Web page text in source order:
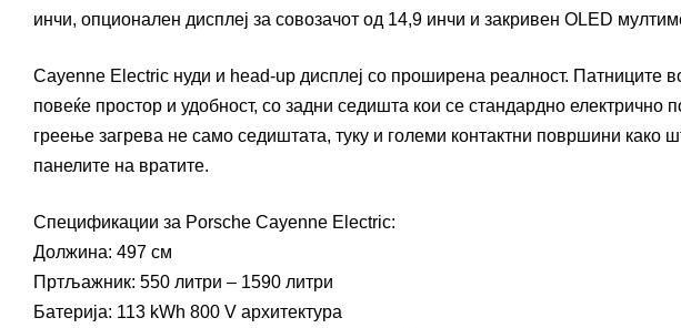
инчи, опционален дисплеј за совозачот од 14,9 инчи и закривен OLED
Cayenne Electric нуди и head-up дисплеј со проширена реалност. Патниците
повеќе простор и удобност, со задни седишта кои се стандардно
греење загрева не само седиштата, туку и големи контактни површини како
панелите на вратите.
Спецификации за Porsche Cayenne Electric:
Должина: 497 см
Пртљажник: 550 литри – 1590 литри
Батерија: 113 kWh 800 V архитектура